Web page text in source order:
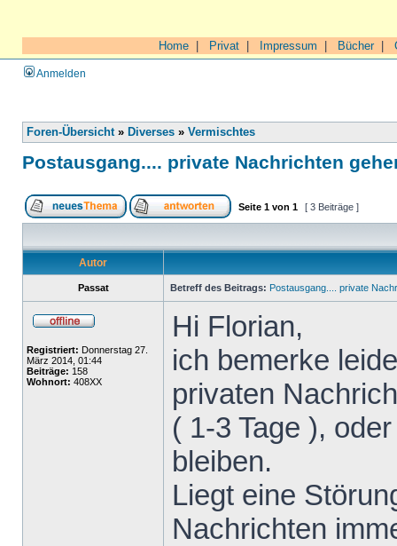
Home Privat Impressum Bücher|
Anmelden
Foren-Übersicht» Diverses » Vermischtes
Postausgang.... private Nachrichten
Seite 1 von 1 [ 3 Beiträge ]
Autor
Passat Betreff des Beitrags: Postausgang.... private
Registriert: Donnerstag 27.
März 2014, 01:44
Beiträge: 158
Wohnort: 408XX
Hi Florian,
ich bemerke
privaten
( 1-3 Tage ),
bleiben.
Liegt eine
Nachrichten